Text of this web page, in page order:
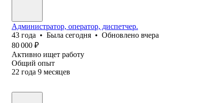
Администратор, оператор, диспетчер.
43 года • Была сегодня • Обновлено вчера
80 000 ₽
Активно ищет работу
Общий опыт
22 года 9 месяцев